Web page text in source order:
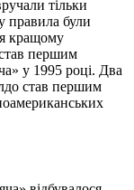
тільки
правила були
кращому
першим
у 1995 році. Два
став першим